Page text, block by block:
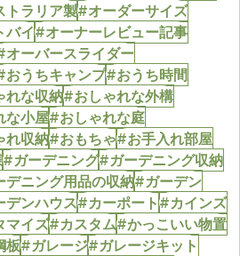
トラリア製#オーダーサイズ
バイ#オーナーレビュー記事
オーバースライダー
おうちキャンプ#おうち時間
れな収納#おしゃれな外構
な小屋#おしゃれな庭
れ収納#おもちゃ#お手入れ部屋
#ガーデニング#ガーデニング収納
デニング用品の収納#ガーデン
デンハウス#カーポート#カインズ
マイズ#カスタム#かっこいい物置
板#ガレージ#ガレージキット